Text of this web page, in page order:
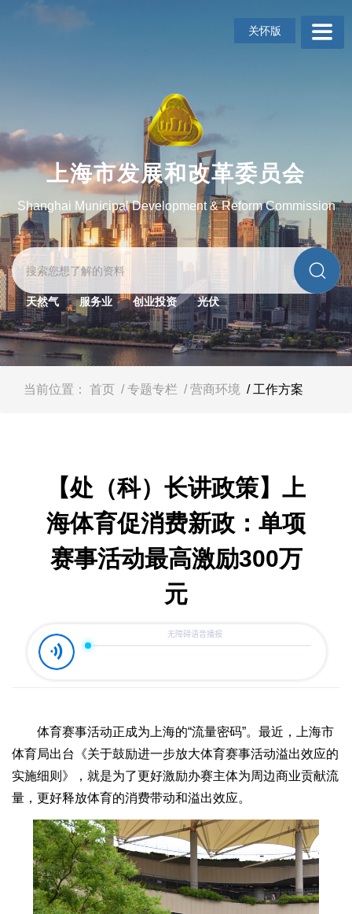
转
到
网
航
区
跳
转
到
主
要
内
容
关怀版
上海市发展和改革委员会
Shanghai Municipal Development & Reform Commission
天然气 服务业 创业投资 光伏
当前位置： 首页 / 专题专栏 / 营商环境 / 工作方案
【处（科）长讲政策】上
海体育促消费新政：单项
赛事活动最高激励300万
元
体育赛事活动正成为上海的“流量密码”。最近，上海市
体育局出台《关于鼓励进一步放大体育赛事活动溢出效应的
实施细则》，就是为了更好激励办赛主体为周边商业贡献流
量，更好释放体育的消费带动和溢出效应。